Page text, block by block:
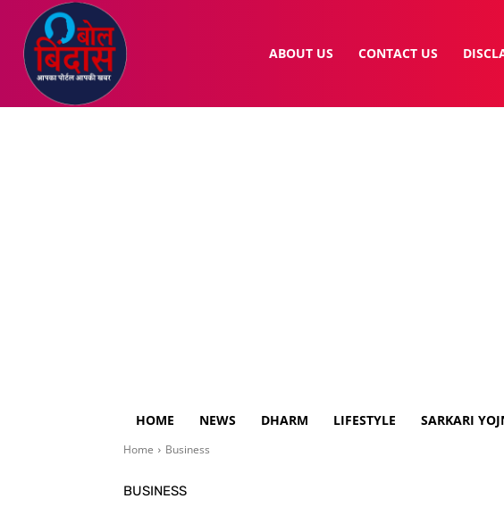
ABOUT US CONTACT US
HOME NEWS DHARM LIFESTYLE SARKARI
Home Business
BUSINESS